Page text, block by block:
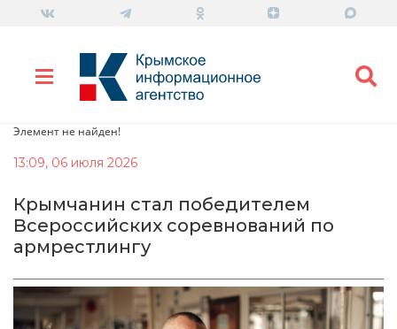
Элемент не найден!
13:09, 06 июля 2026
Крымчанин стал победителем
Всероссийских соревнований по
армрестлингу